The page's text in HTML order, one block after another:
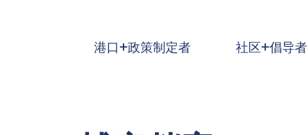
港口+政策制定者 社区+倡导者